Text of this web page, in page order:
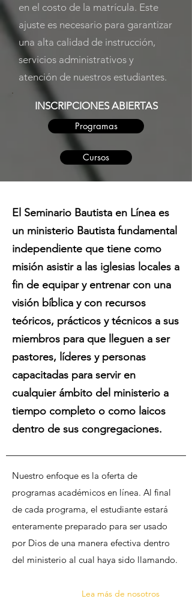
en el costo de la matrícula. Este
ajuste es necesario para garantizar
una alta calidad de instrucción,
servicios administrativos y
atención de nuestros estudiantes.
INSCRIPCIONES ABIERTAS
Programas
Cursos
El Seminario Bautista en Línea es
un ministerio Bautista fundamental
independiente que tiene como
misión asistir a las iglesias locales a
fin de equipar y entrenar con una
visión bíblica y con recursos
teóricos, prácticos y técnicos a sus
miembros para que lleguen a ser
pastores, líderes y personas
capacitadas para servir en
cualquier ámbito del ministerio a
tiempo completo o como laicos
dentro de sus congregaciones.
Nuestro enfoque es la oferta de
programas académicos en línea. Al final
de cada programa, el estudiante estará
enteramente preparado para ser usado
por Dios de una manera efectiva dentro
del ministerio al cual haya sido llamando.
Lea más de nosotros